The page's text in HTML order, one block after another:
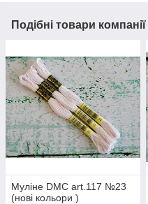
Подібні товари компанії
Муліне DMC art.117 №23
(нові кольори )